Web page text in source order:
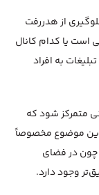
از هدررفت
یا کدام کانال
به افراد
متمرکز شود که
این موضوع مخصوصاً
چون در فضای
وجود دارد.